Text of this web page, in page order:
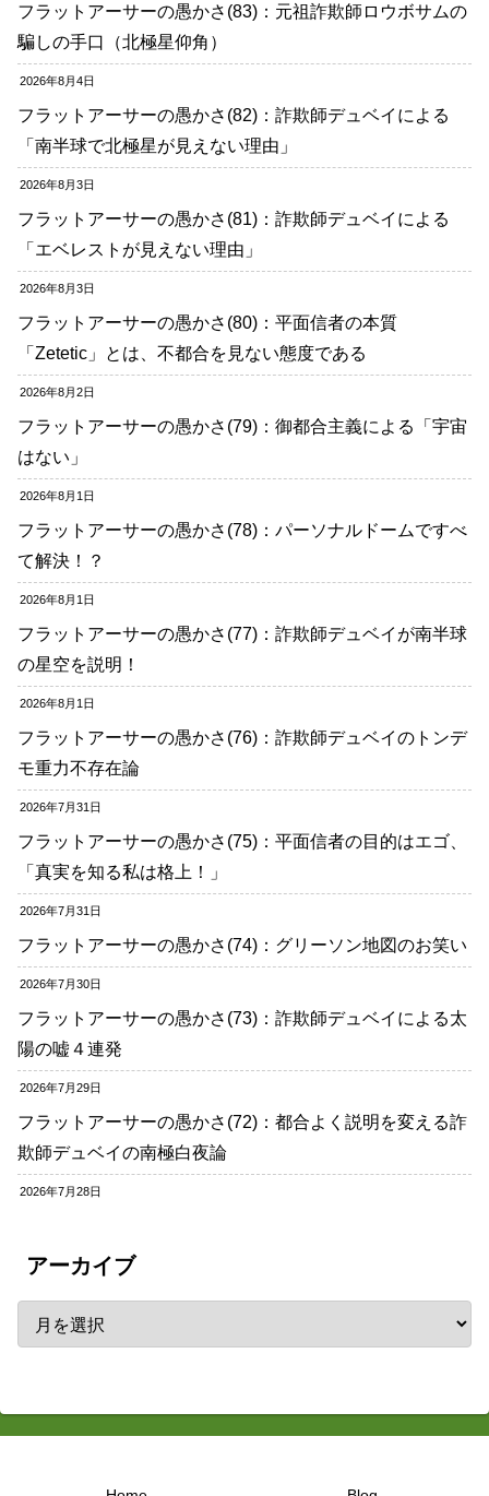
フラットアーサーの愚かさ(83)：元祖詐欺師ロウボサムの
騙しの手口（北極星仰角）
2026年8月4日
フラットアーサーの愚かさ(82)：詐欺師デュベイによる
「南半球で北極星が見えない理由」
2026年8月3日
フラットアーサーの愚かさ(81)：詐欺師デュベイによる
「エベレストが見えない理由」
2026年8月3日
フラットアーサーの愚かさ(80)：平面信者の本質
「Zetetic」とは、不都合を見ない態度である
2026年8月2日
フラットアーサーの愚かさ(79)：御都合主義による「宇宙
はない」
2026年8月1日
フラットアーサーの愚かさ(78)：パーソナルドームですべ
て解決！？
2026年8月1日
フラットアーサーの愚かさ(77)：詐欺師デュベイが南半球
の星空を説明！
2026年8月1日
フラットアーサーの愚かさ(76)：詐欺師デュベイのトンデ
モ重力不存在論
2026年7月31日
フラットアーサーの愚かさ(75)：平面信者の目的はエゴ、
「真実を知る私は格上！」
2026年7月31日
フラットアーサーの愚かさ(74)：グリーソン地図のお笑い
2026年7月30日
フラットアーサーの愚かさ(73)：詐欺師デュベイによる太
陽の嘘４連発
2026年7月29日
フラットアーサーの愚かさ(72)：都合よく説明を変える詐
欺師デュベイの南極白夜論
2026年7月28日
アーカイブ